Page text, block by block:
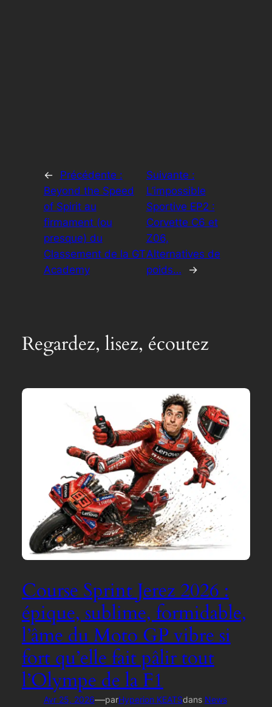
←
Précédente :
Beyond the Speed
of Spirit au
firmament (ou
presque) du
Classement de la GT
Academy
Suivante :
L’impossible
Sportive EP2 :
Corvette C6 et
Z06,
Alternatives de
poids…
→
Regardez, lisez, écoutez
Course Sprint Jerez 2026 :
épique, sublime, formidable,
l’âme du Moto GP vibre si
fort qu’elle fait pâlir tout
l’Olympe de la F1
Avr 25, 2026—parHyperion KEATSdans News